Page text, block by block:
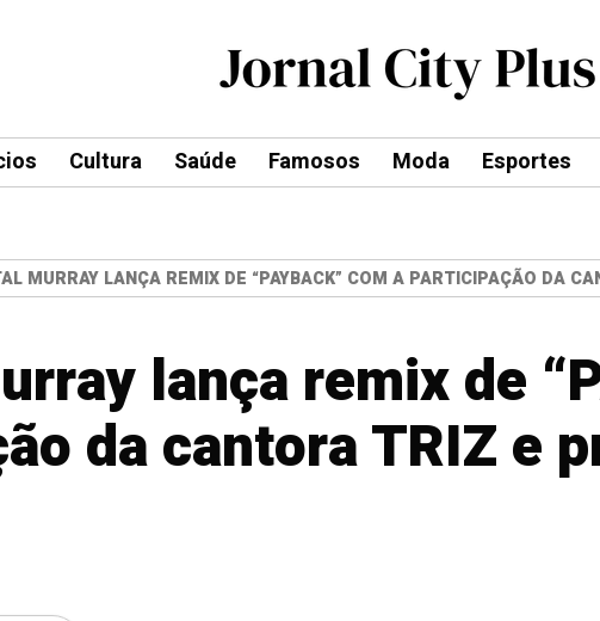
Cultura Saúde Famosos Moda Esportes
MURRAY LANÇA REMIX DE “PAYBACK” COM A PARTICIPAÇÃO DA
lança remix de
da cantora TRIZ e